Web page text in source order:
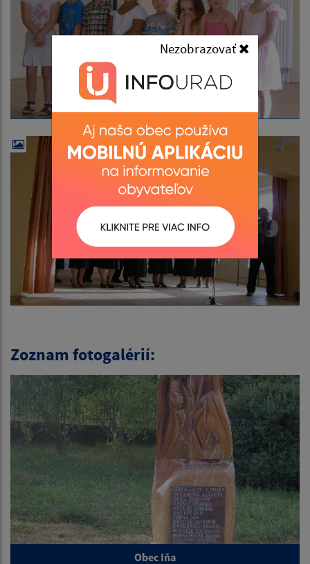
Zoznam fotogalérií:
Obec Iňa
Nezobrazovať